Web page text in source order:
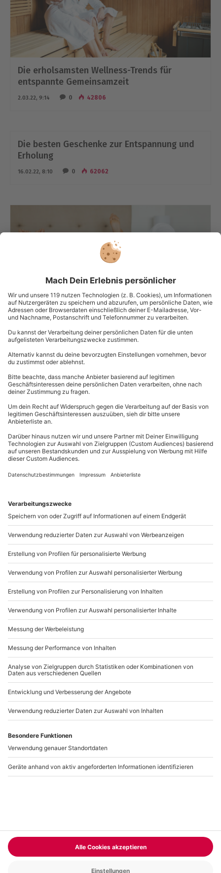
Die erholsamsten Wellness-Trends für
entspannte Gemeinsamzeit
2.03.22, 9:14 0 42806
Die besten Geschenke zur Entspannung und
Erholung
16.02.22, 8:10 0 62062
Entspannung garantiert: Wellness für zu
Hause
22.12.21, 11:41 0
Peeling selber machen als Geschenk
Schenke Gemeinsamzeit zum
Geburtstag
Jetzt schenken
Gemeinsamzeit schenken
Jetzt entdecken
BELIEBTE BEITRÄGE